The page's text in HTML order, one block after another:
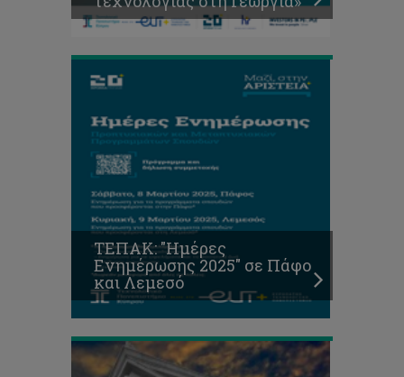
Λεμεσό
ΤΕΠΑΚ: "Ημέρες
Ενημέρωσης 2025" σε Πάφο
και Λεμεσό
ΖΗΤΟΥΝΤΑΙ
ΚΤΗΡΙΑ
ΠΡΟΣ
ΕΝΟΙΚΙΑΣΗ